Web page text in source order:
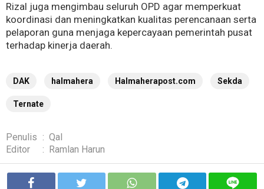
Rizal juga mengimbau seluruh OPD agar memperkuat
koordinasi dan meningkatkan kualitas perencanaan serta
pelaporan guna menjaga kepercayaan pemerintah pusat
terhadap kinerja daerah.
DAK halmahera Halmaherapost.com Sekda
Ternate
Penulis : Qal
Editor
: Ramlan Harun